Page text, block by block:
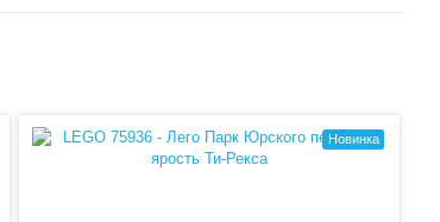
Новинка